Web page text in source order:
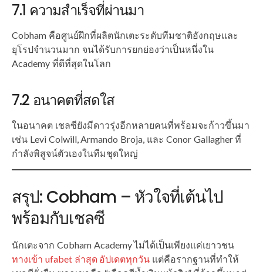
7.1 ความสำเร็จที่ผ่านมา
Cobham คือศูนย์ฝึกที่ผลิตนักเตะระดับทีมชาติอังกฤษและ
ยุโรปจำนวนมาก จนได้รับการยกย่องว่าเป็นหนึ่งใน
Academy ที่ดีที่สุดในโลก
7.2 อนาคตที่สดใส
ในอนาคต เชลซียังมีดาวรุ่งอีกหลายคนที่พร้อมจะก้าวขึ้นมา
เช่น Levi Colwill, Armando Broja, และ Conor Gallagher ที่
กำลังพิสูจน์ตัวเองในทีมชุดใหญ่
สรุป: Cobham – หัวใจที่เต้นไป
พร้อมกับเชลซี
นักเตะจาก Cobham Academy ไม่ได้เป็นเพียงแค่เยาวชน
ทางเข้า ufabet ล่าสุด อัปเดตทุกวัน แต่คือรากฐานที่ทำให้